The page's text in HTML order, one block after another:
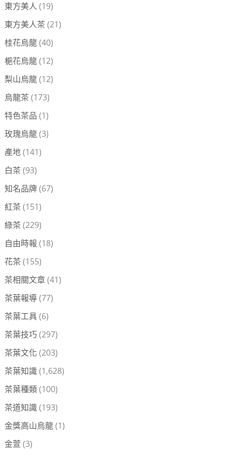
東方美人 (19)
東方美人茶 (21)
桂花烏龍(40)
梔花烏龍(12)
梨山烏龍(12)
烏龍茶 (173)
特色茶品 (1)
玫瑰烏龍(3)
產地(141)
白茶 (93)
知名品牌(67)
紅茶 (151)
綠茶 (229)
自由時報 (18)
花茶 (155)
茶相關文章(41)
茶葉報導(77)
茶葉工具(6)
茶葉技巧(297)
茶葉文化 (203)
茶葉知識(1,628)
茶葉種類(100)
茶道知識(193)
金獎高山烏龍(1)
金萱 (3)